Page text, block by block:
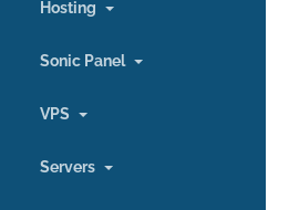
Hosting
Sonic Panel
VPS
Servers